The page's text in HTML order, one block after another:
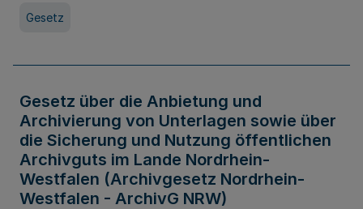
Gesetz
Gesetz über die Anbietung und
Archivierung von Unterlagen sowie über
die Sicherung und Nutzung öffentlichen
Archivguts im Lande Nordrhein-
Westfalen (Archivgesetz Nordrhein-
Westfalen - ArchivG NRW)